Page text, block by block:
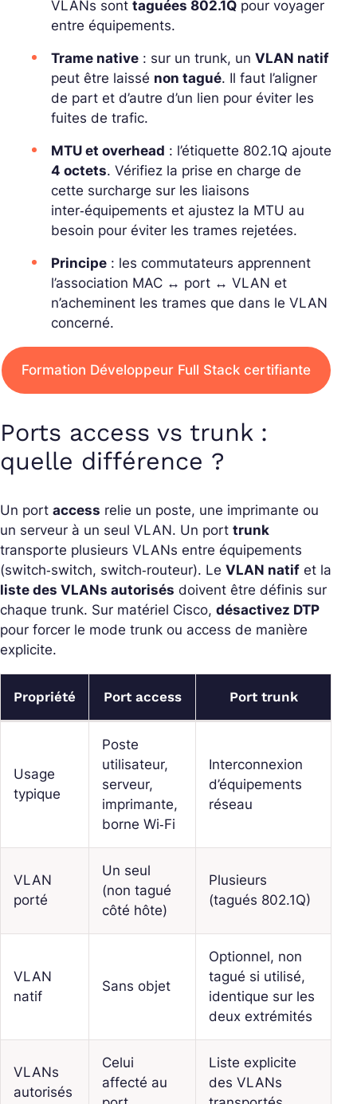
VLANs sont taguées 802.1Q pour voyager
entre équipements.
Trame native : sur un trunk, un VLAN natif
peut être laissé non tagué. Il faut l’aligner
de part et d’autre d’un lien pour éviter les
fuites de trafic.
MTU et overhead : l’étiquette 802.1Q ajoute
4 octets. Vérifiez la prise en charge de
cette surcharge sur les liaisons
inter‑équipements et ajustez la MTU au
besoin pour éviter les trames rejetées.
Principe : les commutateurs apprennent
l’association MAC ↔ port ↔ VLAN et
n’acheminent les trames que dans le VLAN
concerné.
Formation Développeur Full Stack certifiante
Ports access vs trunk :
quelle différence ?
Un port access relie un poste, une imprimante ou
un serveur à un seul VLAN. Un port trunk
transporte plusieurs VLANs entre équipements
(switch‑switch, switch‑routeur). Le VLAN natif et la
liste des VLANs autorisés doivent être définis sur
chaque trunk. Sur matériel Cisco, désactivez DTP
pour forcer le mode trunk ou access de manière
explicite.
Propriété Port access Port trunk
Usage
typique
Poste
utilisateur,
serveur,
imprimante,
borne Wi‑Fi
Interconnexion
d’équipements
réseau
VLAN
porté
Un seul
(non tagué
côté hôte)
Plusieurs
(tagués 802.1Q)
VLAN
natif
Sans objet
Optionnel, non
tagué si utilisé,
identique sur les
deux extrémités
VLANs
autorisés
Celui
affecté au
Liste explicite
des VLANs